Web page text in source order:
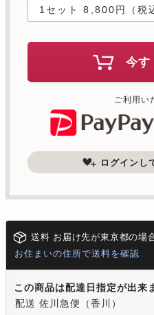
今す
ご利用い
ログインし
送料 お届け先が東京都の場
お住まいの住所で送料を確認
この商品は配達日指定が出来
配送 佐川急便（香川）